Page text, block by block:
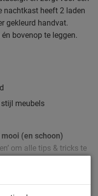
nachtkast heeft 2 laden
gekleurd handvat.
bovenop te leggen.
stijl meubels
(en schoon)
om alle tips & tricks te